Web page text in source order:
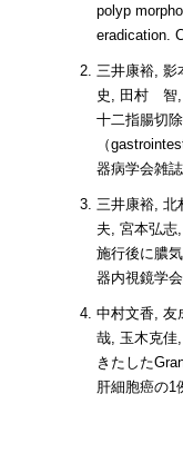
polyp
eradication.
三井康裕, 影
史, 田村 智,
十二指腸切
（
器病学会雑
三井康裕, 北
夫, 宮本弘志
施行後に膿
器内視鏡学
中村文香,
哉, 玉木克佳
きたした
肝細胞癌の1